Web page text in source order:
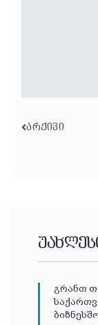
ᲐᲠᲥᲘᲕᲘ
გრანთ